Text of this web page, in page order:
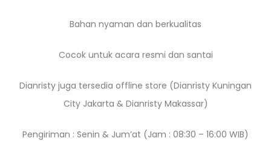
Bahan nyaman dan berkualitas
Cocok untuk acara resmi dan santai
Dianristy juga tersedia offline store (Dianristy Kuningan
City Jakarta & Dianristy Makassar)
Pengiriman : Senin & Jum’at (Jam : 08:30 – 16:00 WIB)